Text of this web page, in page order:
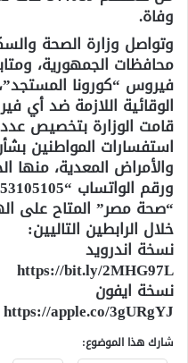
وفاة.
وتواصل وزارة الصحة
محافظات الجمهورية،
فيروس “كورونا المستجد”،
الوقائية اللازمة ضد أي
قامت الوزارة بتخصيص
استفسارات المواطنين
“صحة مصر” المتاح على
خلال الرابطين التاليين:
نسخة اندرويد
https://bit.ly/2MHG97L
نسخة ايفون
https://apple.co/3gURgYJ
شارك هذا الموضوع: